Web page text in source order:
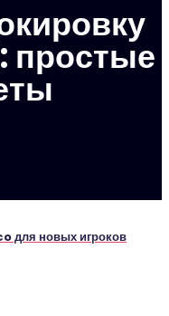
простые
для новых игроков